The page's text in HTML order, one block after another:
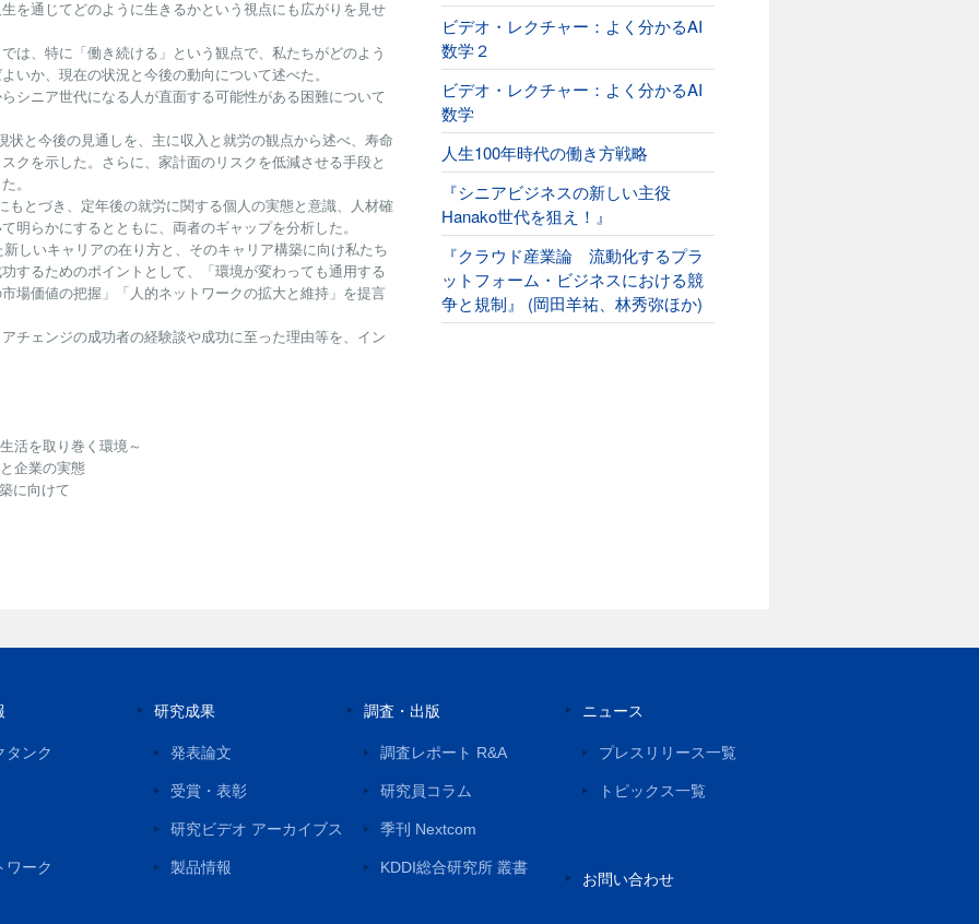
を通じてどのように生きるかという視点にも広がりを見せ
は、特に「働き続ける」という観点で、私たちがどのよう
いか、現在の状況と今後の動向について述べた。
シニア世代になる人が直面する可能性がある困難について
状と今後の見通しを、主に収入と就労の観点から述べ、寿命
クを示した。さらに、家計面のリスクを低減させる手段と
。
もとづき、定年後の就労に関する個人の実態と意識、人材確
明らかにするとともに、両者のギャップを分析した。
しいキャリアの在り方と、そのキャリア構築に向け私たち
するためのポイントとして、「環境が変わっても通用する
場価値の把握」「人的ネットワークの拡大と維持」を提言
チェンジの成功者の経験談や成功に至った理由等を、イン
活を取り巻く環境～
企業の実態
に向けて
ビデオ・レクチャー：よく分かるAI
数学２
ビデオ・レクチャー：よく分かるAI
数学
人生100年時代の働き方戦略
『シニアビジネスの新しい主役
Hanako世代を狙え！』
『クラウド産業論 流動化するプラ
ットフォーム・ビジネスにおける競
争と規制』 (岡田羊祐、林秀弥ほか)
タンク
ワーク
研究成果
発表論文
受賞・表彰
研究ビデオ アーカイブス
製品情報
調査・出版
調査レポート R&A
研究員コラム
季刊 Nextcom
KDDI総合研究所 叢書
ニュース
プレスリリース一覧
トピックス一覧
お問い合わせ